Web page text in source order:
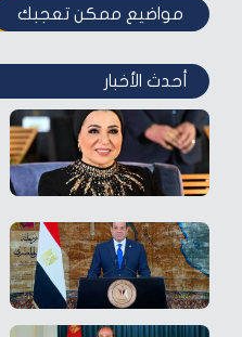
مواضيع ممكن تعجبك
أحدث الأخبار